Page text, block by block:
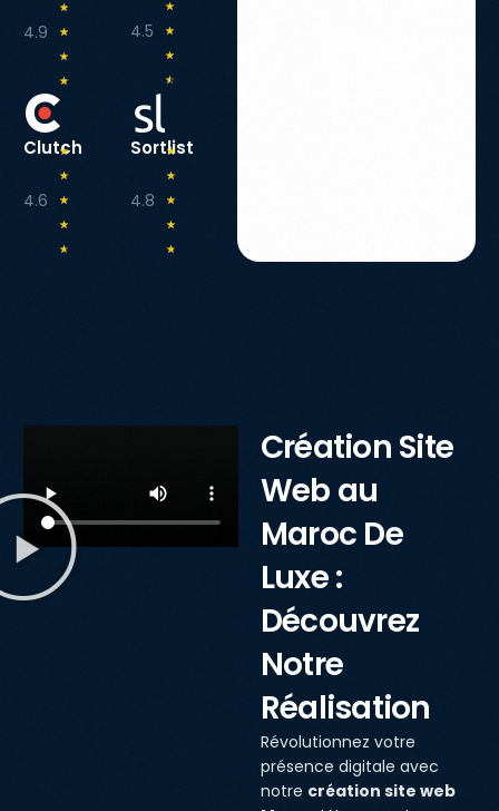
4.9
☆
☆
☆
☆
4.5
☆
☆
☆
☆
Clutch
4.6
☆
☆
☆
☆
☆
Sortlist
4.8
☆
☆
☆
☆
☆
Création Site
Web au
Maroc De
Luxe :
Découvrez
Notre
Réalisation
Révolutionnez votre
présence digitale avec
notre création site web